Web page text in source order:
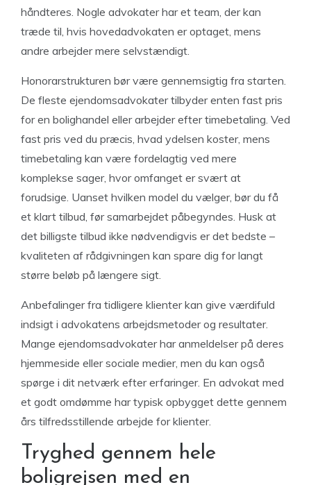
håndteres. Nogle advokater har et team, der kan
træde til, hvis hovedadvokaten er optaget, mens
andre arbejder mere selvstændigt.
Honorarstrukturen bør være gennemsigtig fra starten.
De fleste ejendomsadvokater tilbyder enten fast pris
for en bolighandel eller arbejder efter timebetaling. Ved
fast pris ved du præcis, hvad ydelsen koster, mens
timebetaling kan være fordelagtig ved mere
komplekse sager, hvor omfanget er svært at
forudsige. Uanset hvilken model du vælger, bør du få
et klart tilbud, før samarbejdet påbegyndes. Husk at
det billigste tilbud ikke nødvendigvis er det bedste –
kvaliteten af rådgivningen kan spare dig for langt
større beløb på længere sigt.
Anbefalinger fra tidligere klienter kan give værdifuld
indsigt i advokatens arbejdsmetoder og resultater.
Mange ejendomsadvokater har anmeldelser på deres
hjemmeside eller sociale medier, men du kan også
spørge i dit netværk efter erfaringer. En advokat med
et godt omdømme har typisk opbygget dette gennem
års tilfredsstillende arbejde for klienter.
Tryghed gennem hele
boligrejsen med en